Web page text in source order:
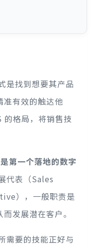
是找到想要其产品
准有效的触达他
的格局，将销售技
第一个落地的数字
代表（Sales
），一般职责是
发展潜在客户。
需要的技能正好与